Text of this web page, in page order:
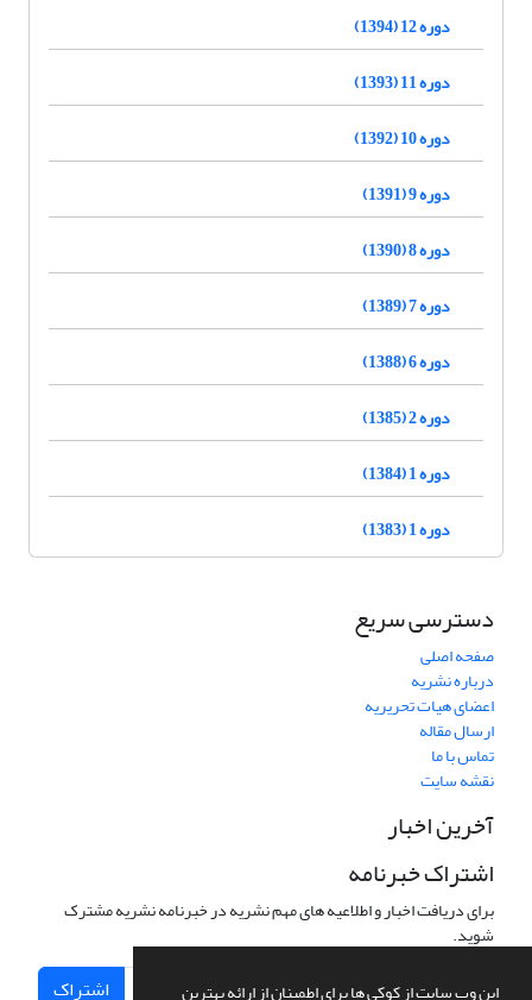
این وب سایت از کوکی ها برای اطمینان از ارائه بهترین
دوره 12 (1394)
دوره 11 (1393)
دوره 10 (1392)
دوره 9 (1391)
دوره 8 (1390)
دوره 7 (1389)
دوره 6 (1388)
دوره 2 (1385)
دوره 1 (1384)
دوره 1 (1383)
دسترسی سریع
صفحه اصلی
درباره نشریه
اعضای هیات تحریریه
ارسال مقاله
تماس با ما
نقشه سایت
آخرین اخبار
اشتراک خبرنامه
برای دریافت اخبار و اطلاعیه های مهم نشریه در خبرنامه نشریه مشترک
شوید.
اشتراک